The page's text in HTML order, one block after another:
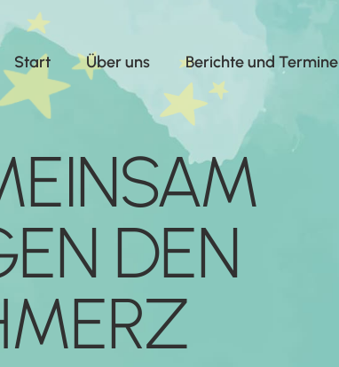
Start Über uns Berichte und Termine
DEN